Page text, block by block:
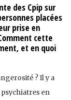
des Cpip sur
placées
prise en
cette
et en quoi
? Il y a
en